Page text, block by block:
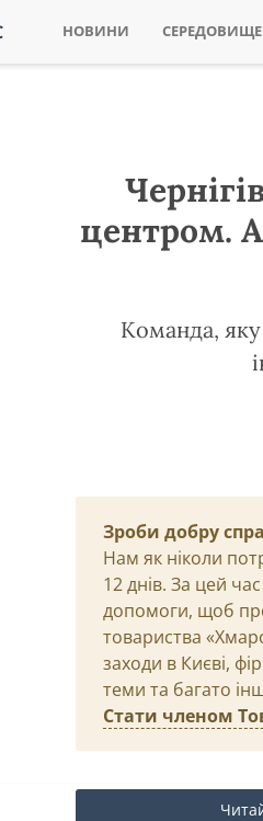
НОВИНИ СЕРЕДОВИЩЕ
центром.
Команда, яку
Зроби добру
Нам як ніколи
12 днів. За цей
допомоги, щоб
товариства
заходи в Києві,
теми та багато
Стати членом